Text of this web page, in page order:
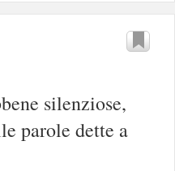
silenziose,
parole dette a